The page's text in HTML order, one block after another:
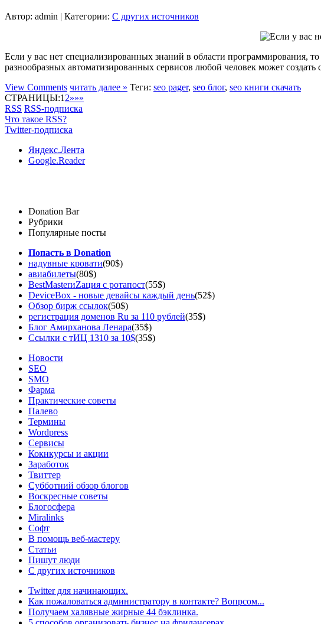
Автор: admin | Категории: С других источников
Если у вас нет специализированных знаний в области программирования,
разнообразных автоматизированных сервисов любой человек может
View Comments читать далее » Теги: seo pager, seo блог, seo книги скачать
СТРАНИЦЫ:1 2»»»
RSS RSS-подписка
Что такое RSS?
Twitter-подписка
Яндекс.Лента
Google.Reader
Donation Bar
Рубрики
Популярные посты
Попасть в Donation
надувные кровати(90$)
авиабилеты(80$)
BestMasterиZация с ротапост(55$)
DeviceBox - новые девайсы каждый день(52$)
Обзор бирж ссылок(50$)
регистрация доменов Ru за 110 рублей(35$)
Блог Амирханова Ленара(35$)
Ссылки с тИЦ 1310 за 10$(35$)
Новости
SEO
SMO
Фарма
Практические советы
Палево
Термины
Wordpress
Сервисы
Кокнкурсы и акции
Заработок
Твиттер
Субботний обзор блогов
Воскресные советы
Блогосфера
Miralinks
Софт
В помощь веб-мастеру
Статьи
Пишут люди
С других источников
Twitter для начинающих.
Как пожаловаться администратору в контакте? Вопрсом...
Получаем халявные жирные 44 бэклинка.